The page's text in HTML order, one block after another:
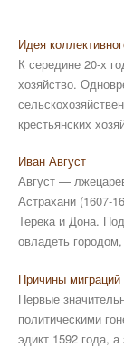
Идея
К середине 20-х
хозяйство.
крестьянских
Иван Август
Август —
Астрахани (1607-
Терека и Дона.
овладеть
Причины
Первые
политическими
эдикт 1592 года,